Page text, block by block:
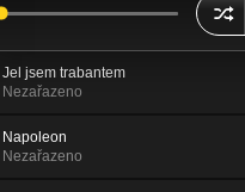
Jel jsem trabantem
Nezařazeno
Napoleon
Nezařazeno